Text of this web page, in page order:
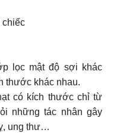
chiếc
lọc mật độ sợi khác
thước khác nhau.
có kích thước chỉ từ
những tác nhân gây
ung thư…